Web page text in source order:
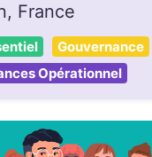
, France
Gouvernance
Opérationnel